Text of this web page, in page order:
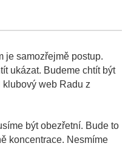
je samozřejmě postup.
ukázat. Budeme chtít být
web Radu z
být obezřetní. Bude to
koncentrace. Nesmíme